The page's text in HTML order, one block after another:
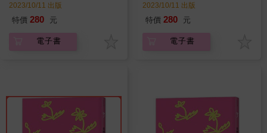
2023/10/11 出版
特價 280 元
電子書
2023/10/11 出版
特價 280 元
電子書